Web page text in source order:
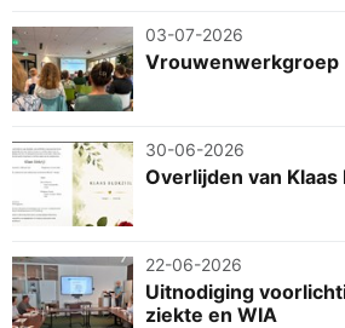
03-07-2026
Vrouwenwerkgroep
30-06-2026
Overlijden van Klaas
22-06-2026
Uitnodiging
ziekte en WIA